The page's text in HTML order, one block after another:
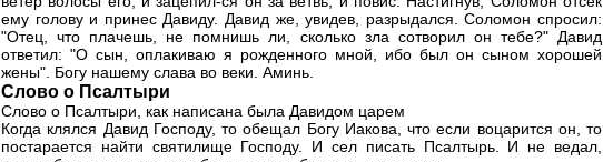
ему голову и принес Давиду. Давид же, увидев, разрыдался. Соломон спросил:
"Отец, что плачешь, не помнишь ли, сколько зла сотворил он тебе?" Давид
ответил: "О сын, оплакиваю я рожденного мной, ибо был он сыном хорошей
жены". Богу нашему слава во веки. Аминь.
Слово о Псалтыри
Слово о Псалтыри, как написана была Давидом царем
Когда клялся Давид Господу, то обещал Богу Иакова, что если воцарится он, то
постарается найти святилище Господу. И сел писать Псалтырь. И не ведал,